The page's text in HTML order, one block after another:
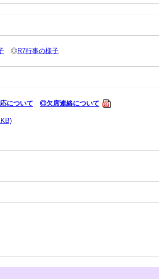
◎R7行事の様子
について ◎欠席連絡について